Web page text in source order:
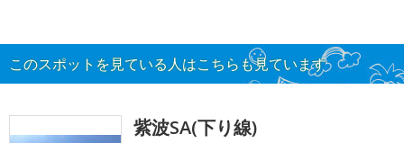
このスポットを見ている人はこちらも見ています
紫波SA(下り線)